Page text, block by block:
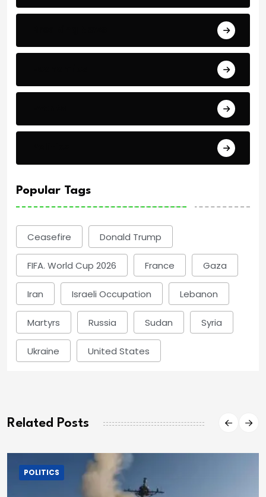
Popular Tags
Ceasefire Donald Trump
FIFA. World Cup 2026 France Gaza
Iran Israeli Occupation Lebanon
Martyrs Russia Sudan Syria
Ukraine United States
Related Posts
POLITICS